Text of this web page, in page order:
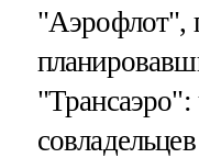
"Аэрофлот",
"Трансаэро":